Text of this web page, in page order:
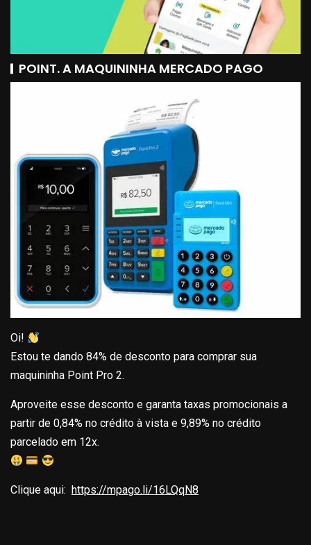
POINT. A MAQUININHA MERCADO PAGO
Oi!
Estou te dando 84% de desconto para comprar sua
maquininha Point Pro 2.
Aproveite esse desconto e garanta taxas promocionais a
partir de 0,84% no crédito à vista e 9,89% no crédito
parcelado em 12x.
Clique aqui: https://mpago.li/16LQqN8